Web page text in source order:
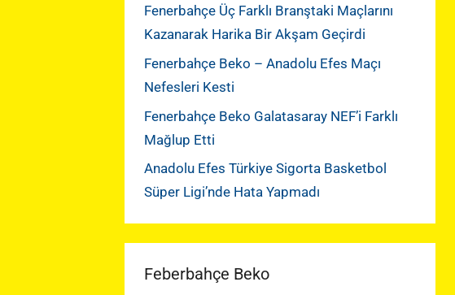
Fenerbahçe Üç Farklı Branştaki Maçlarını
Kazanarak Harika Bir Akşam Geçirdi
Fenerbahçe Beko – Anadolu Efes Maçı
Nefesleri Kesti
Fenerbahçe Beko Galatasaray NEF’i Farklı
Mağlup Etti
Anadolu Efes Türkiye Sigorta Basketbol
Süper Ligi’nde Hata Yapmadı
Feberbahçe Beko